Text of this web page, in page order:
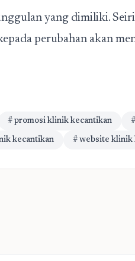
yang dimiliki.
perubahan akan
# promosi klinik kecantikan
kecantikan # website klinik